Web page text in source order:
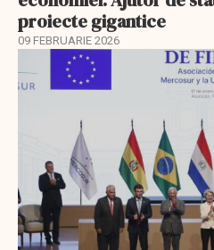
proiecte gigantice
09 FEBRUARIE 2026